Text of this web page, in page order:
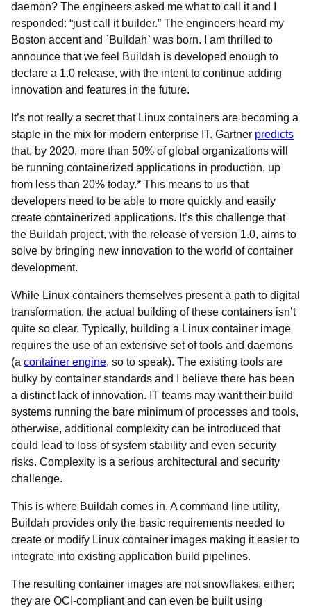
daemon? The engineers asked me what to call it and I
responded: “just call it builder.” The engineers heard my
Boston accent and `Buildah` was born. I am thrilled to
announce that we feel Buildah is developed enough to
declare a 1.0 release, with the intent to continue adding
innovation and features in the future.
It’s not really a secret that Linux containers are becoming a
staple in the mix for modern enterprise IT. Gartner predicts
that, by 2020, more than 50% of global organizations will
be running containerized applications in production, up
from less than 20% today.* This means to us that
developers need to be able to more quickly and easily
create containerized applications. It’s this challenge that
the Buildah project, with the release of version 1.0, aims to
solve by bringing new innovation to the world of container
development.
While Linux containers themselves present a path to digital
transformation, the actual building of these containers isn’t
quite so clear. Typically, building a Linux container image
requires the use of an extensive set of tools and daemons
(a container engine, so to speak). The existing tools are
bulky by container standards and I believe there has been
a distinct lack of innovation. IT teams may want their build
systems running the bare minimum of processes and tools,
otherwise, additional complexity can be introduced that
could lead to loss of system stability and even security
risks. Complexity is a serious architectural and security
challenge.
This is where Buildah comes in. A command line utility,
Buildah provides only the basic requirements needed to
create or modify Linux container images making it easier to
integrate into existing application build pipelines.
The resulting container images are not snowflakes, either;
they are OCI-compliant and can even be built using